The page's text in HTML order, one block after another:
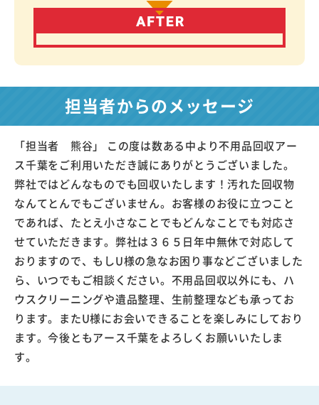
担当者からのメッセージ
「担当者 熊谷」 この度は数ある中より不用品回収アー
ス千葉をご利用いただき誠にありがとうございました。
弊社ではどんなものでも回収いたします！汚れた回収物
なんてとんでもございません。お客様のお役に立つこと
であれば、たとえ小さなことでもどんなことでも対応さ
せていただきます。弊社は３６５日年中無休で対応して
おりますので、もしU様の急なお困り事などございました
ら、いつでもご相談ください。不用品回収以外にも、ハ
ウスクリーニングや遺品整理、生前整理なども承ってお
ります。またU様にお会いできることを楽しみにしており
ます。今後ともアース千葉をよろしくお願いいたしま
す。